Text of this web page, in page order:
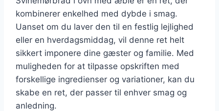
kombinerer enkelhed med dybde i smag.
Uanset om du laver den til en festlig lejlighed
eller en hverdagsmiddag, vil denne ret helt
sikkert imponere dine gæster og familie. Med
muligheden for at tilpasse opskriften med
forskellige ingredienser og variationer, kan du
skabe en ret, der passer til enhver smag og
anledning.